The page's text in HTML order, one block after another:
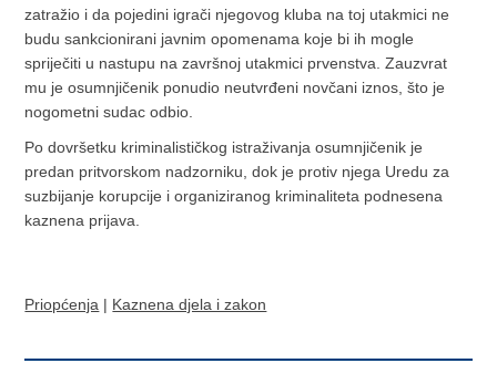
zatražio i da pojedini igrači njegovog kluba na toj utakmici ne
budu sankcionirani javnim opomenama koje bi ih mogle
spriječiti u nastupu na završnoj utakmici prvenstva. Zauzvrat
mu je osumnjičenik ponudio neutvrđeni novčani iznos, što je
nogometni sudac odbio.
Po dovršetku kriminalističkog istraživanja osumnjičenik je
predan pritvorskom nadzorniku, dok je protiv njega Uredu za
suzbijanje korupcije i organiziranog kriminaliteta podnesena
kaznena prijava.
Priopćenja | Kaznena djela i zakon